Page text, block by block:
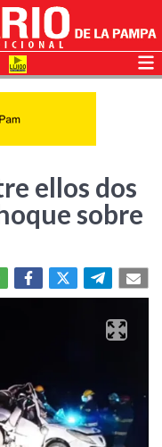
ellos dos
sobre